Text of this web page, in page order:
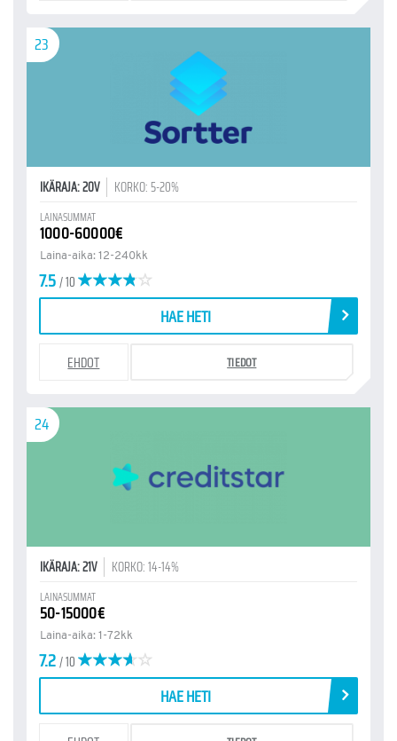
23
IKÄRAJA: 20V KORKO: 5-20%
LAINASUMMAT
1000-60000€
Laina-aika: 12-240kk
7.5/ 10
HAE HETI
EHDOT TIEDOT
24
IKÄRAJA: 21V KORKO: 14-14%
LAINASUMMAT
50-15000€
Laina-aika: 1-72kk
7.2/ 10
HAE HETI